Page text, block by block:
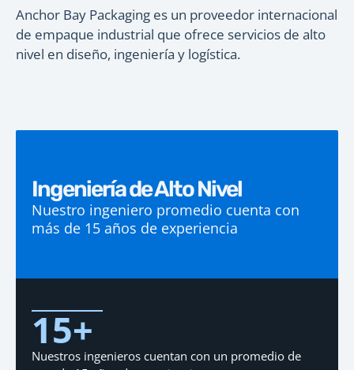
Anchor Bay Packaging es un proveedor internacional
de empaque industrial que ofrece servicios de alto
nivel en diseño, ingeniería y logística.
Ingeniería de Alto Nivel
Nuestro ingeniero promedio cuenta con
más de 15 años de experiencia
15+
Nuestros ingenieros cuentan con un promedio de